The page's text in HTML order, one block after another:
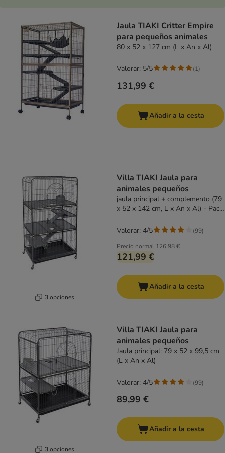
Jaula TIAKI Critter Empire
para pequeños animales
80 x 52 x 127 cm (L x An x Al)
131,99 €
Valorar: 5/5 (1)
Añadir a la cesta
3 opciones
Villa TIAKI Jaula para
animales pequeños
jaula principal + complemento (79
x 52 x 142 cm, L x An x Al) - Pack
Precio normal 126,98 €
121,99 €
Valorar: 4/5 (99)
Añadir a la cesta
3 opciones
Villa TIAKI Jaula para
animales pequeños
Jaula principal: 79 x 52 x 99,5 cm
(L x An x Al)
89,99 €
Valorar: 4/5 (99)
Añadir a la cesta